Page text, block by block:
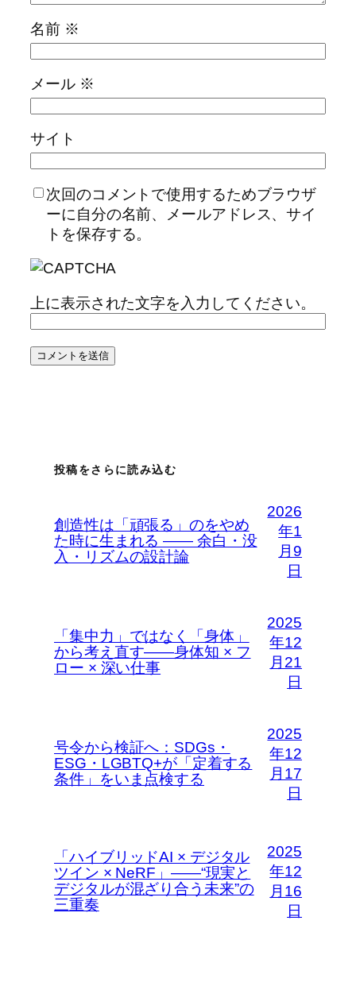
名前 ※
メール ※
サイト
次回のコメントで使用するためブラウザ
ーに自分の名前、メールアドレス、サイ
トを保存する。
上に表示された文字を入力してください。
投稿をさらに読み込む
創造性は「頑張る」のをやめ
た時に生まれる —— 余白・没
入・リズムの設計論
2026
年1
月9
日
「集中力」ではなく「身体」
から考え直す――身体知 × フ
ロー × 深い仕事
2025
年12
月21
日
号令から検証へ：SDGs・
ESG・LGBTQ+が「定着する
条件」をいま点検する
2025
年12
月17
日
「ハイブリッドAI × デジタル
ツイン × NeRF」――“現実と
デジタルが混ざり合う未来”の
三重奏
2025
年12
月16
日